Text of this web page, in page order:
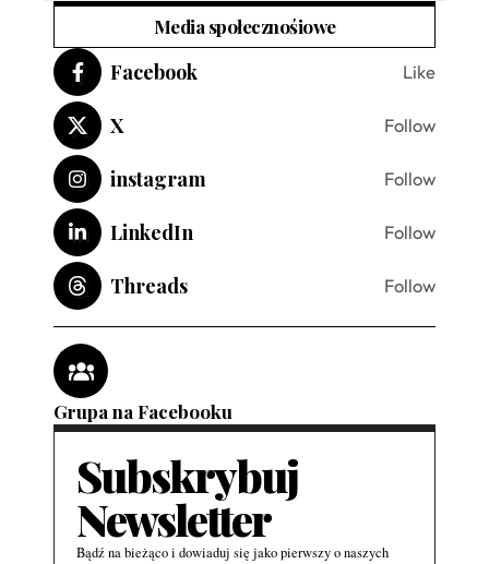
Media społecznośiowe
Facebook Like
X Follow
instagram Follow
LinkedIn Follow
Threads Follow
Grupa na Facebooku
Subskrybuj
Newsletter
Bądź na bieżąco i dowiaduj się jako pierwszy o naszych